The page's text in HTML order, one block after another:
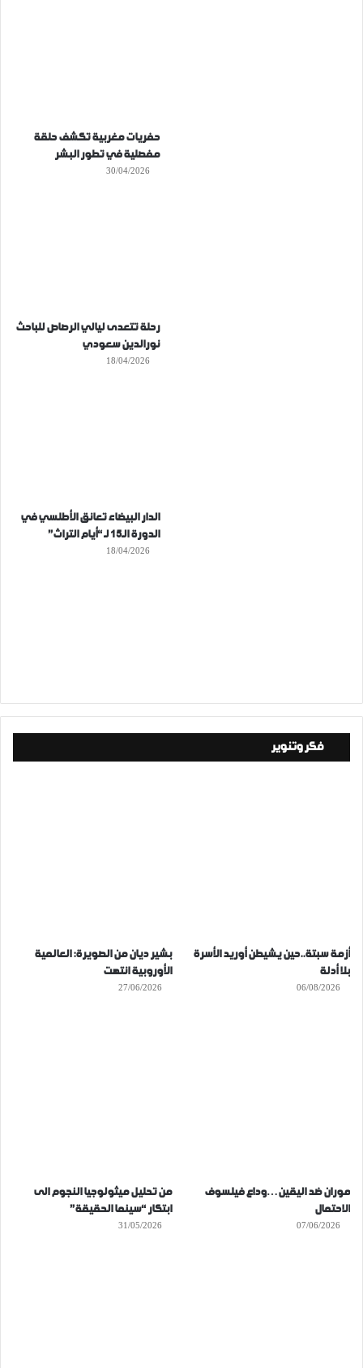
حفريات مغربية تكشف حلقة
مفصلية في تطور البشر
30/04/2026
رحلة تتعدى ليالي الرصاص للباحث
نورالدين سعودي
18/04/2026
الدار البيضاء تعانق الأطلسي في
الدورة الـ15 لـ “أيام التراث”
18/04/2026
فكر وتنوير
أزمة سبتة..حين يشيطن أوريد الأسرة
بلا أدلة
06/08/2026
بشير ديان من الصويرة: العالمية
الأوروبية انتهت
27/06/2026
موران ضد اليقين…وداع فيلسوف
الاحتمال
07/06/2026
من تحليل ميثولوجيا النجوم الى
ابتكار “سينما الحقيقة”
31/05/2026